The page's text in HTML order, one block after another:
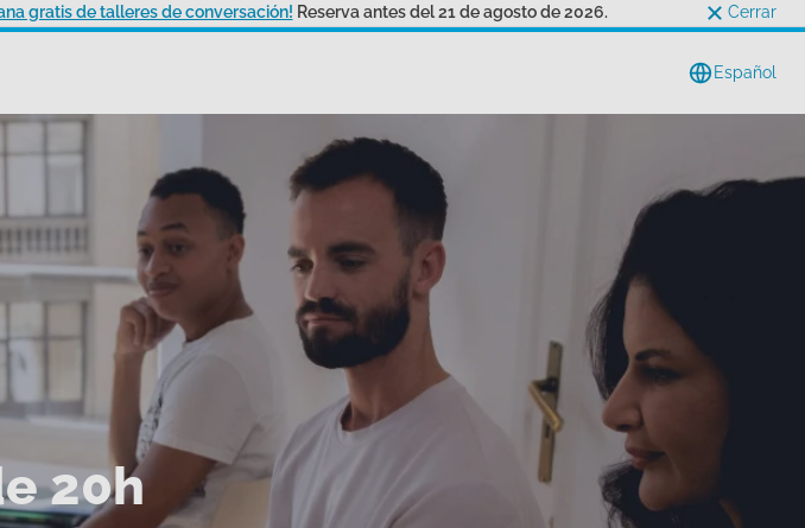
gratis de talleres de conversación! Reserva antes del 21 de agosto de 2026. Cerrar
Español
20h